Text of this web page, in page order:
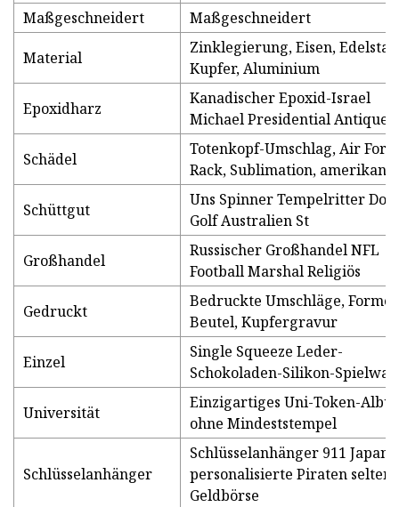
Maßgeschneidert
Maßgeschneidert
Material
Zinklegierung, Eisen,
Kupfer, Aluminium
Epoxidharz
Kanadischer Epoxid-Israel
Michael Presidential Antique
Schädel
Totenkopf-Umschlag, Air
Rack, Sublimation,
Schüttgut
Uns Spinner Tempelritter
Golf Australien St
Großhandel
Russischer Großhandel NFL
Football Marshal Religiös
Gedruckt
Bedruckte Umschläge,
Beutel, Kupfergravur
Einzel
Single Squeeze Leder-
Schokoladen-Silikon-
Universität
Einzigartiges Uni-Token-
ohne Mindeststempel
Schlüsselanhänger
Schlüsselanhänger 911 Japan
personalisierte Piraten seltene
Geldbörse